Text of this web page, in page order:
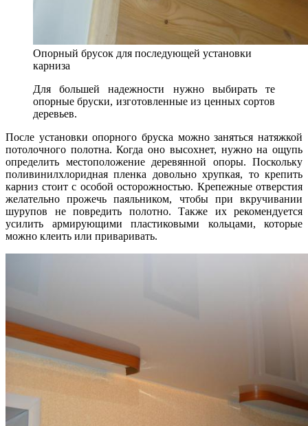
Опорный брусок для последующей установки
карниза
Для большей надежности нужно выбирать те
опорные бруски, изготовленные из ценных сортов
деревьев.
После установки опорного бруска можно заняться натяжкой
потолочного полотна. Когда оно высохнет, нужно на ощупь
определить местоположение деревянной опоры. Поскольку
поливинилхлоридная пленка довольно хрупкая, то крепить
карниз стоит с особой осторожностью. Крепежные отверстия
желательно прожечь паяльником, чтобы при вкручивании
шурупов не повредить полотно. Также их рекомендуется
усилить армирующими пластиковыми кольцами, которые
можно клеить или приваривать.